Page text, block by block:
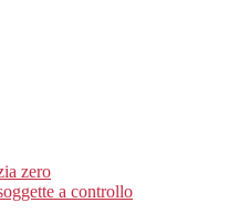
zero
a controllo